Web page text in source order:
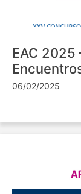
EAC 2025
06/02/2025